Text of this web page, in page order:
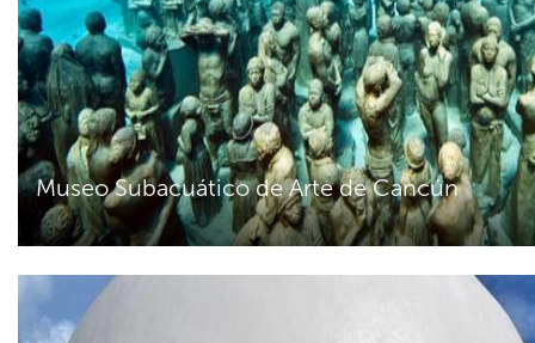
Museo Subacuático de Arte de Cancún